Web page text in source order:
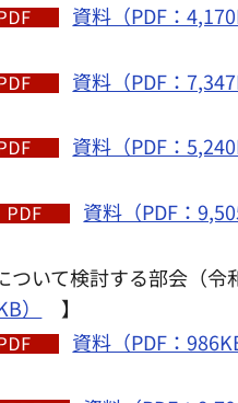
資料（PDF：
資料（PDF：
資料（PDF：
資料（PDF：
いて検討する部会（令
）
】
資料（PDF：